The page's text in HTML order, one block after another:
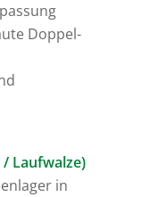
Doppel-
Laufwalze)
in